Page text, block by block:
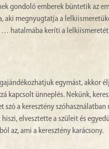
gondoló emberek büntetik az
aki megnyugtatja a
… hatalmába keríti a
egymást, akkor
kapcsolt ünneplés. Nekünk,
szó a keresztény
elvesztette a szüleit és
az, ami a keresztény karácsony.